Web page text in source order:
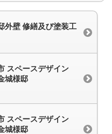
外壁 修繕及び塗装工
スペースデザイン
城様邸
スペースデザイン
城様邸